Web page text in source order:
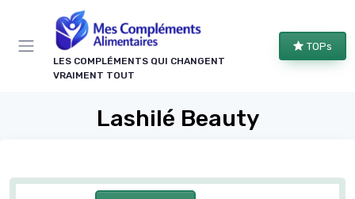
LES COMPLÉMENTS QUI CHANGENT
VRAIMENT TOUT
TOPs
Lashilé Beauty
Panneau de gestion des cookies